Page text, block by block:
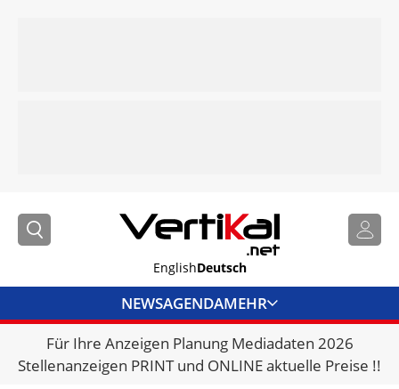
EnglishDeutsch
NEWSAGENDAMEHR
BRANCHENLINKS
VERMIETER
Für Ihre Anzeigen Planung Mediadaten 2026
Stellenanzeigen PRINT und ONLINE aktuelle Preise !!